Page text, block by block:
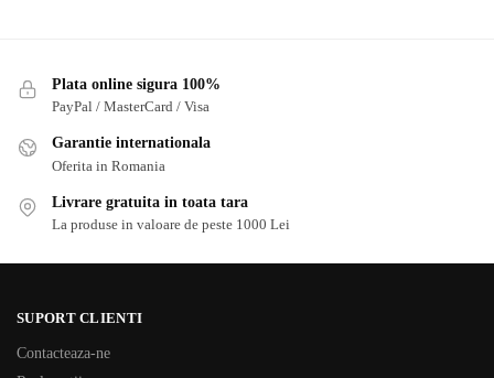
Plata online sigura 100%
PayPal / MasterCard / Visa
Garantie internationala
Oferita in Romania
Livrare gratuita in toata tara
La produse in valoare de peste 1000 Lei
SUPORT CLIENTI
Contacteaza-ne